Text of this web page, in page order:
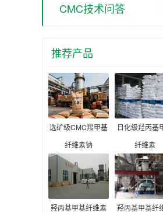
CMC技术问答
推荐产品
选矿级CMC羧甲基
纤维素钠
日化级羟丙基
纤维素
羟丙基甲基纤维素
羟丙基甲基纤